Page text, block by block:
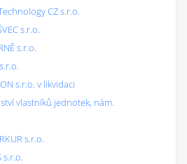
CZ s.r.o.
s.r.o.
s.r.o.
s.r.o. v likvidaci
vlastníků jednotek, nám.
s.r.o.
s.r.o.